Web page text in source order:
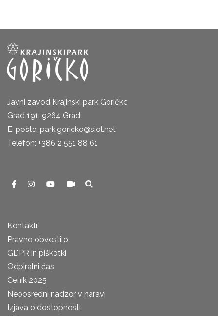
Javni zavod Krajinski park Goričko
Grad 191, 9264 Grad
E-pošta: park.goricko@siol.net
Telefon: +386 2 551 88 61
Kontakti
Pravno obvestilo
GDPR in piškotki
Odpiralni čas
Cenik 2025
Neposredni nadzor v naravi
Izjava o dostopnosti